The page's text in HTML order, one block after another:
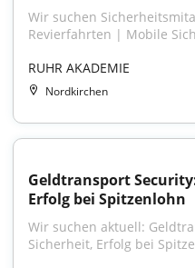
Wir suchen
Revierfahrten | Mobile
RUHR AKADEMIE
Nordkirchen
Geldtransport
Erfolg bei Spitzenlohn
Wir suchen aktuell:
Sicherheit, Erfolg bei